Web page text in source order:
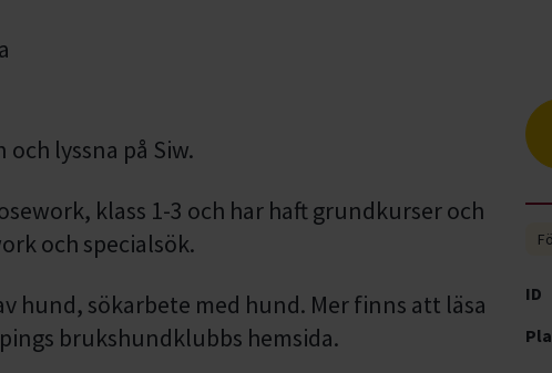
lyssna på Siw.
klass 1-3 och har haft grundkurser och
och specialsök.
hund, sökarbete med hund. Mer finns att läsa
brukshundklubbs hemsida.
ID